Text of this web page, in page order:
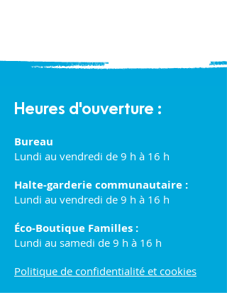
Heures d'ouverture :
Bureau
Lundi au vendredi de 9 h à 16 h
Halte-garderie communautaire :
Lundi au vendredi de 9 h à 16 h
Éco-Boutique Familles :
Lundi au samedi de 9 h à 16 h
Politique de confidentialité et cookies